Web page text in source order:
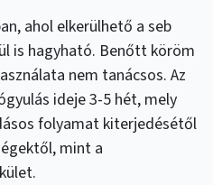
ahol elkerülhető a seb
is hagyható. Benőtt köröm
nem tanácsos. Az
ideje 3-5 hét, mely
folyamat kiterjedésétől
mint a